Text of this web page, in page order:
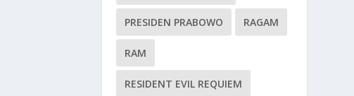
PRESIDEN PRABOWO RAGAM
RAM
RESIDENT EVIL REQUIEM